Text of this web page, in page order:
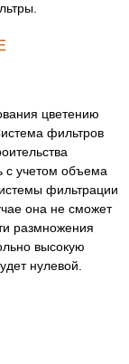
цветению
фильтров
с учетом объема
фильтрации
она не сможет
размножения
высокую
нулевой.